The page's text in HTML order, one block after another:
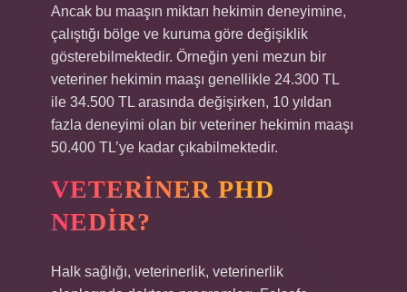
Ancak bu maaşın miktarı hekimin deneyimine,
çalıştığı bölge ve kuruma göre değişiklik
gösterebilmektedir. Örneğin yeni mezun bir
veteriner hekimin maaşı genellikle 24.300 TL
ile 34.500 TL arasında değişirken, 10 yıldan
fazla deneyimi olan bir veteriner hekimin maaşı
50.400 TL’ye kadar çıkabilmektedir.
VETERINER PHD
NEDIR?
Halk sağlığı, veterinerlik, veterinerlik